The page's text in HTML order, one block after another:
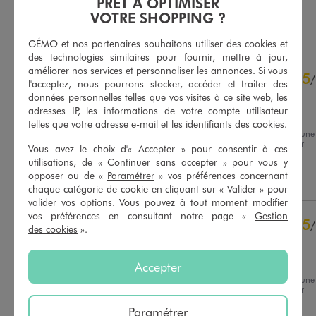
AJOUTERAU PANIER AJOUTER
5/ 5
Basé sur5 avis soumis à un
contrôle
Voir tous les avis sur ce site
5étoiles
5
4étoiles
0
3étoiles
5/
Avis vérifié et récompensé
Ensemble hyper doux !
, suite à une
01/04/2026
par
Aurelie C.
Utile(0) Signaler
5/
, suite à une
par
Sandrine G.
VOTRE SHOPPING ?
GÉMO et nos partenaires souhaitons utiliser des cookies et
des technologies similaires pour fournir, mettre à jour,
améliorer nos services et personnaliser les annonces. Si vous
l'acceptez, nous pourrons stocker, accéder et traiter des
données personnelles telles que vos visites à ce site web, les
adresses IP, les informations de votre compte utilisateur
telles que votre adresse e-mail et les identifiants des cookies.
Vous avez le choix d'« Accepter » pour consentir à ces
utilisations, de « Continuer sans accepter » pour vous y
opposer ou de « Paramétrer » vos préférences concernant
chaque catégorie de cookie en cliquant sur « Valider » pour
valider vos options. Vous pouvez à tout moment modifier
vos préférences en consultant notre page « Gestion
des cookies ».
Accepter
Paramétrer